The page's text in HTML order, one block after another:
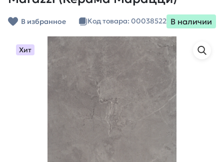
В избранное Код товара: 00038522 В наличии
Хит